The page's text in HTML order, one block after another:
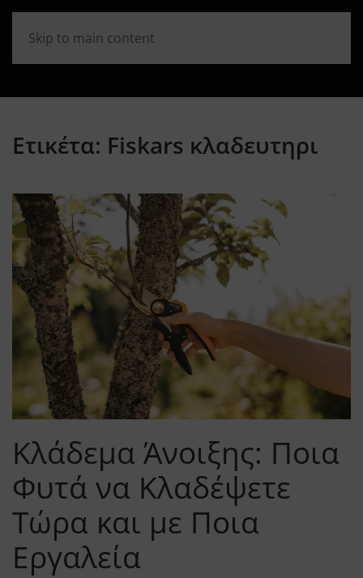
Skip to main content
Ετικέτα: Fiskars κλαδευτηρι
Κλάδεμα Άνοιξης: Ποια
Φυτά να Κλαδέψετε
Τώρα και με Ποια
Εργαλεία